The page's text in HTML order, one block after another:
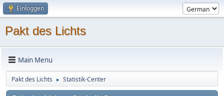
Einloggen
Pakt des Lichts
Main Menu
Pakt des Lichts ► Statistik-Center